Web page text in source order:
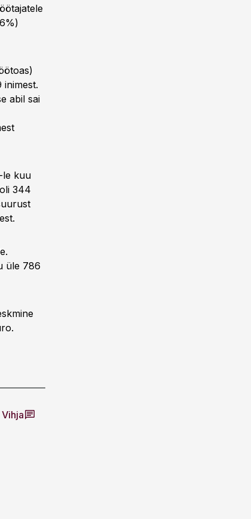
inimest.
abil sai
le kuu
344
üle 786
Vihja